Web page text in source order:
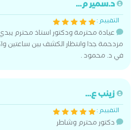
د.سمير م...
التقييم :
عيادة محترمة ودكتور استاذ محترم يبدي
مزدحمة جدا وانتظار الكشف بين ساعتين
في د. محمود .
زينب ع...
التقييم :
دكتور محترم وشاطر